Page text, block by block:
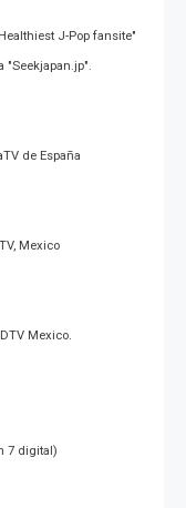
J-Pop fansite"
"Seekjapan.jp".
de España
Mexico
Mexico.
7 digital)